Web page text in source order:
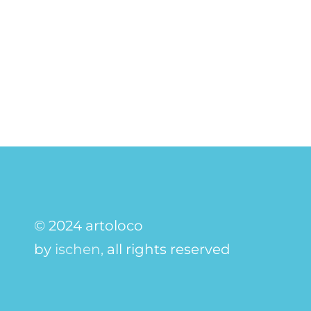
© 2024 artoloco
by ischen, all rights reserved